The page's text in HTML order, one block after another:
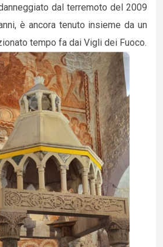
dal terremoto del 2009
è ancora tenuto insieme da un
tempo fa dai Vigli dei Fuoco.